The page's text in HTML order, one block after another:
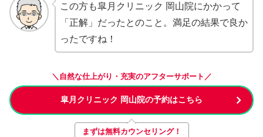
この方も皐月クリニック 岡山院にかかって
「正解」だったとのこと。満足の結果で良か
ったですね！
＼自然な仕上がり・充実のアフターサポート／
皐月クリニック 岡山院の予約はこちら
まずは無料カウンセリング！